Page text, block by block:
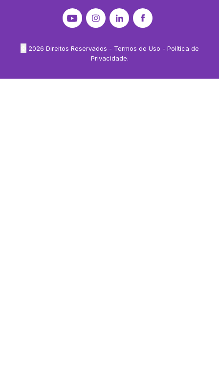
2026 Direitos Reservados - Termos de Uso - Política de
Privacidade.